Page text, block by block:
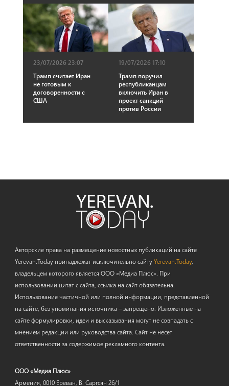
23/07/2026 23:07
Трамп считает Иран
не готовым к
договоренности с
США
19/07/2026 17:10
Трамп поручил
республиканцам
включить Иран в
проект санкций
против России
Авторские права на размещение новостных публикаций на сайте
Yerevan.Today принадлежат исключительно сайтуYerevan.Today,
владельцем которого является ООО «Медиа Плюс». При
использовании цитат с сайта, ссылка на сайт обязательна.
Использование частичной или полной информации, представленной
на сайте, без упоминания источника – запрещено. Изложенные на
сайте формулировки, идеи и высказывания могут не совпадать с
мнением редакции или руководства сайта. Сайт не несет
ответственности за содержимое рекламного контента.
ООО «Медиа Плюс»
Армения, 0010 Ереван, В. Саргсян 26/1